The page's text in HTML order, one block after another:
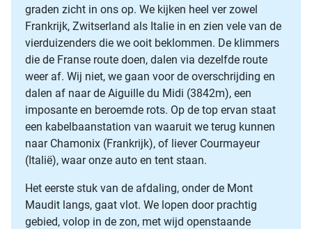
graden zicht in ons op. We kijken heel ver zowel
Frankrijk, Zwitserland als Italie in en zien vele van de
vierduizenders die we ooit beklommen. De klimmers
die de Franse route doen, dalen via dezelfde route
weer af. Wij niet, we gaan voor de overschrijding en
dalen af naar de Aiguille du Midi (3842m), een
imposante en beroemde rots. Op de top ervan staat
een kabelbaanstation van waaruit we terug kunnen
naar Chamonix (Frankrijk), of liever Courmayeur
(Italië), waar onze auto en tent staan.
Het eerste stuk van de afdaling, onder de Mont
Maudit langs, gaat vlot. We lopen door prachtig
gebied, volop in de zon, met wijd openstaande